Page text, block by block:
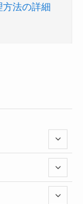
方法の詳細